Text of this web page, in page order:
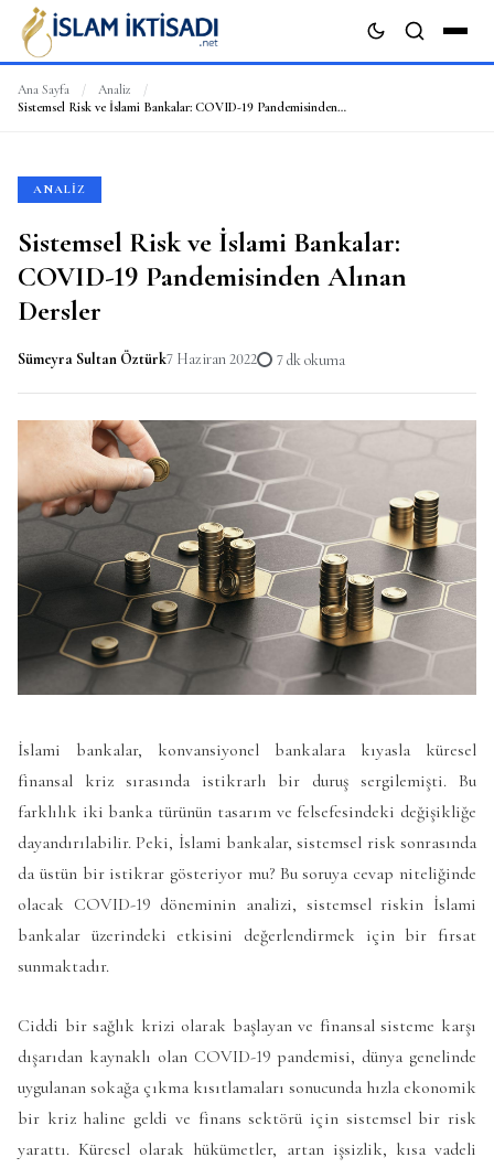
ARA
Ana Sayfa / Analiz
/
Sistemsel Risk ve İslami Bankalar: COVID-19 Pandemisinden Alınan Dersler
ANALIZ
Sistemsel Risk ve İslami Bankalar:
COVID-19 Pandemisinden Alınan
Dersler
Sümeyra Sultan Öztürk7 Haziran 2022 7 dk okuma
İslami bankalar, konvansiyonel bankalara kıyasla küresel
finansal kriz sırasında istikrarlı bir duruş sergilemişti. Bu
farklılık iki banka türünün tasarım ve felsefesindeki değişikliğe
dayandırılabilir. Peki, İslami bankalar, sistemsel risk sonrasında
da üstün bir istikrar gösteriyor mu? Bu soruya cevap niteliğinde
olacak COVID-19 döneminin analizi, sistemsel riskin İslami
bankalar üzerindeki etkisini değerlendirmek için bir fırsat
sunmaktadır.
Ciddi bir sağlık krizi olarak başlayan ve finansal sisteme karşı
dışarıdan kaynaklı olan COVID-19 pandemisi, dünya genelinde
uygulanan sokağa çıkma kısıtlamaları sonucunda hızla ekonomik
bir kriz haline geldi ve finans sektörü için sistemsel bir risk
yarattı. Küresel olarak hükümetler, artan işsizlik, kısa vadeli